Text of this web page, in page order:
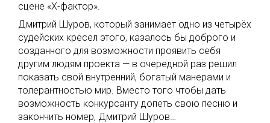
сцене «Х-фактор».
Дмитрий Шуров, который занимает одно из четырёх
судейских кресел этого, казалось бы доброго и
созданного для возможности проявить себя
другим людям проекта — в очередной раз решил
показать свой внутренний, богатый манерами и
толерантностью мир. Вместо того чтобы дать
возможность конкурсанту допеть свою песню и
закончить номер, Дмитрий Шуров…